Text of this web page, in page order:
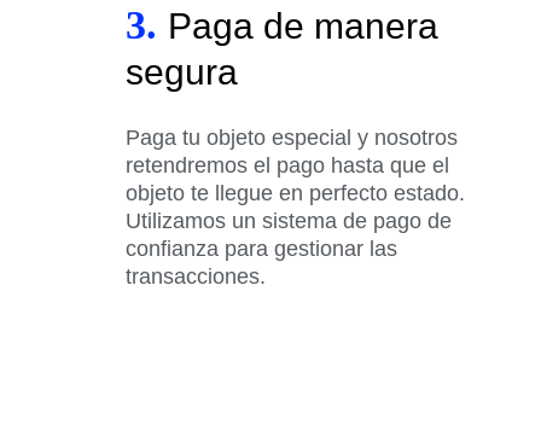
3. Paga de manera
segura
Paga tu objeto especial y nosotros
retendremos el pago hasta que el
objeto te llegue en perfecto estado.
Utilizamos un sistema de pago de
confianza para gestionar las
transacciones.